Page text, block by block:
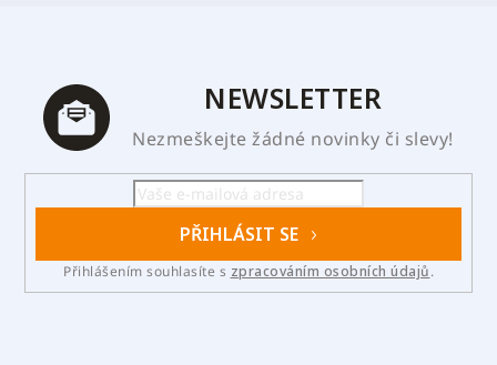
NEWSLETTER
Nezmeškejte žádné novinky či slevy!
PŘIHLÁSIT SE
Přihlášením souhlasíte s zpracováním osobních údajů.